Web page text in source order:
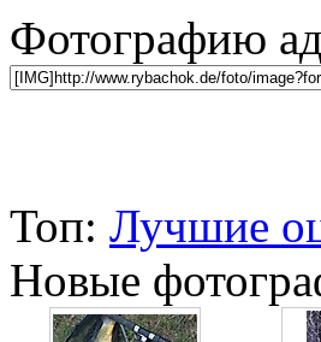
Фотографию
Топ: Лучшие
Новые